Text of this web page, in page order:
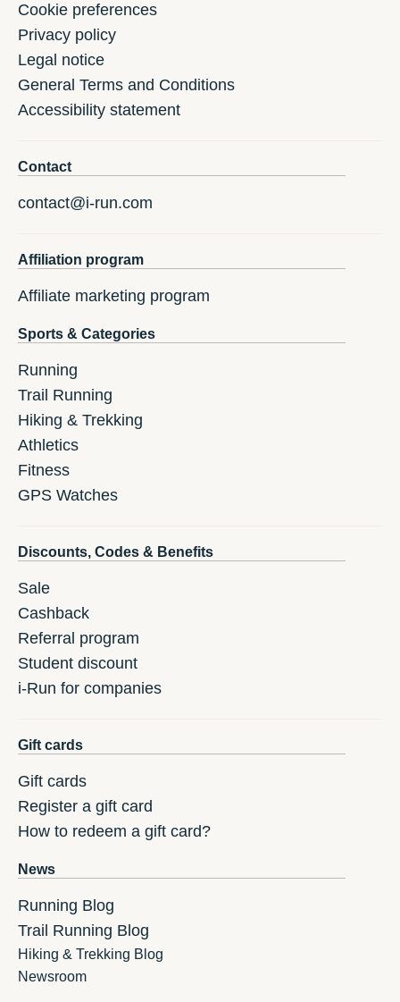
Cookie preferences
Privacy policy
Legal notice
General Terms and Conditions
Accessibility statement
Contact
contact@i-run.com
Affiliation program
Affiliate marketing program
Sports & Categories
Running
Trail Running
Hiking & Trekking
Athletics
Fitness
GPS Watches
Discounts, Codes & Benefits
Sale
Cashback
Referral program
Student discount
i-Run for companies
Gift cards
Gift cards
Register a gift card
How to redeem a gift card?
News
Running Blog
Trail Running Blog
Hiking & Trekking Blog
Newsroom